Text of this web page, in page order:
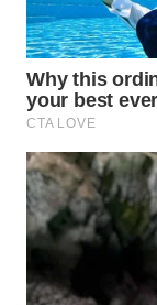
WAHANA
LISTRIK
WAHANA
TRAVEL
WAHANA
TV